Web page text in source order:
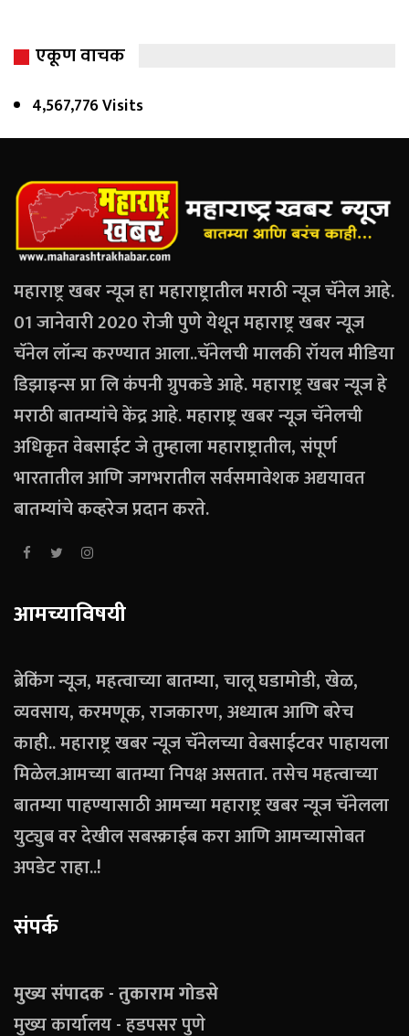
एकूण वाचक
4,567,776 Visits
महाराष्ट्र खबर न्यूज हा महाराष्ट्रातील मराठी न्यूज चॅनेल आहे.
01 जानेवारी 2020 रोजी पुणे येथून महाराष्ट्र खबर न्यूज
चॅनेल लॉन्च करण्यात आला..चॅनेलची मालकी रॉयल मीडिया
डिझाइन्स प्रा लि कंपनी ग्रुपकडे आहे. महाराष्ट्र खबर न्यूज हे
मराठी बातम्यांचे केंद्र आहे. महाराष्ट्र खबर न्यूज चॅनेलची
अधिकृत वेबसाईट जे तुम्हाला महाराष्ट्रातील, संपूर्ण
भारतातील आणि जगभरातील सर्वसमावेशक अद्ययावत
बातम्यांचे कव्हरेज प्रदान करते.
आमच्याविषयी
ब्रेकिंग न्यूज, महत्वाच्या बातम्या, चालू घडामोडी, खेळ,
व्यवसाय, करमणूक, राजकारण, अध्यात्म आणि बरेच
काही.. महाराष्ट्र खबर न्यूज चॅनेलच्या वेबसाईटवर पाहायला
मिळेल.आमच्या बातम्या निपक्ष असतात. तसेच महत्वाच्या
बातम्या पाहण्यासाठी आमच्या महाराष्ट्र खबर न्यूज चॅनेलला
युट्युब वर देखील सबस्क्राईब करा आणि आमच्यासोबत
अपडेट राहा..!
संपर्क
मुख्य संपादक - तुकाराम गोडसे
मुख्य कार्यालय - हडपसर पुणे